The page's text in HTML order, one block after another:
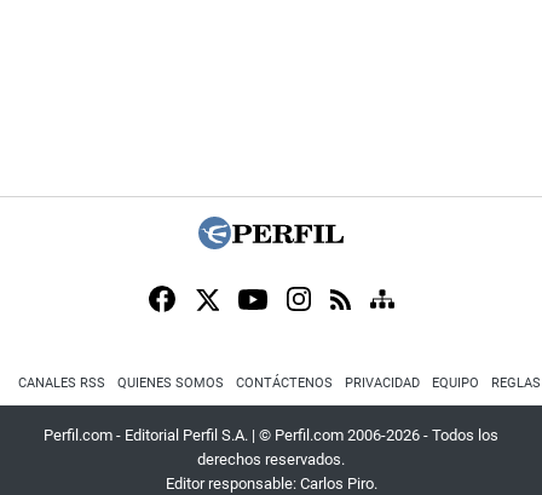
CANALES RSS QUIENES SOMOS CONTÁCTENOS PRIVACIDAD EQUIPO
Perfil.com - Editorial Perfil S.A. | © Perfil.com 2006-2026 - Todos los
derechos reservados.
Editor responsable: Carlos Piro.